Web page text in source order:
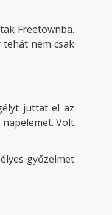
Freetownba.
nem csak
juttat el az
Volt
győzelmet